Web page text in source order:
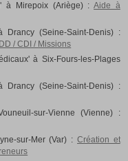
à Mirepoix (Ariège) :Aide à
Drancy (Seine-Saint-Denis) :
/ CDI / Missions
à Six-Fours-les-Plages
Drancy (Seine-Saint-Denis) :
sur-Vienne (Vienne) :
sur-Mer (Var) :Création et